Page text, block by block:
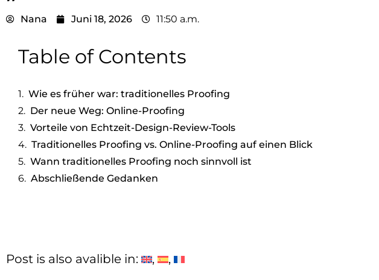
Nana Juni 18, 2026 11:50 a.m.
Table of Contents
Wie es früher war: traditionelles Proofing
Der neue Weg: Online-Proofing
Vorteile von Echtzeit-Design-Review-Tools
Traditionelles Proofing vs. Online-Proofing auf einen Blick
Wann traditionelles Proofing noch sinnvoll ist
Abschließende Gedanken
Post is also avalible in: